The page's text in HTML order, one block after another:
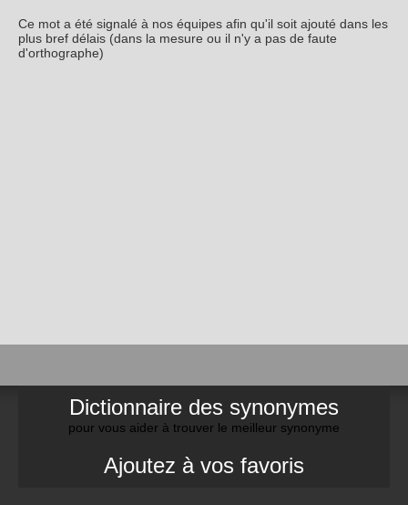
Ce mot a été signalé à nos équipes afin qu'il soit ajouté dans les
plus bref délais (dans la mesure ou il n'y a pas de faute
d'orthographe)
Dictionnaire des synonymes
pour vous aider à trouver le meilleur synonyme
Ajoutez à vos favoris